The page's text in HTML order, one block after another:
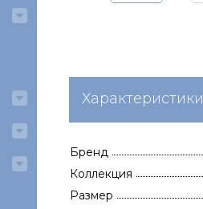
Характеристики
Бренд
Коллекция
Размер